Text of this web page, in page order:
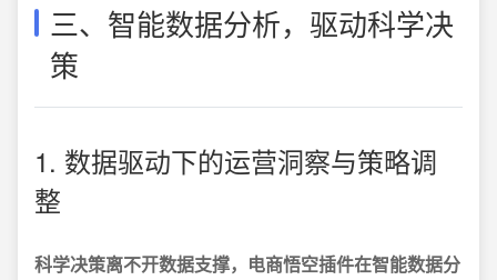
三、智能数据分析，驱动科学决
策
1. 数据驱动下的运营洞察与策略调
整
科学决策离不开数据支撑，电商悟空插件在智能数据分